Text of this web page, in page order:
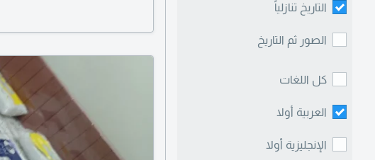
التاريخ تنازلياً
الصور ثم التاريخ
كل اللغات
العربية أولا
الإنجليزية أولا